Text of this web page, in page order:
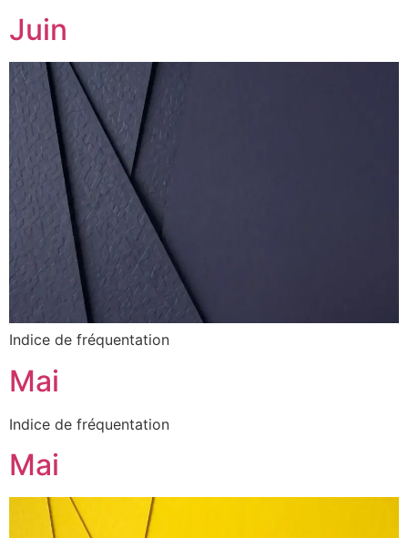
Juin
Indice de fréquentation
Mai
Indice de fréquentation
Mai